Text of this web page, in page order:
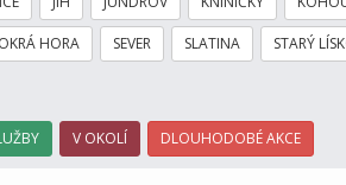
HORA SEVER SLATINA STARÝ
V OKOLÍ DLOUHODOBÉ AKCE